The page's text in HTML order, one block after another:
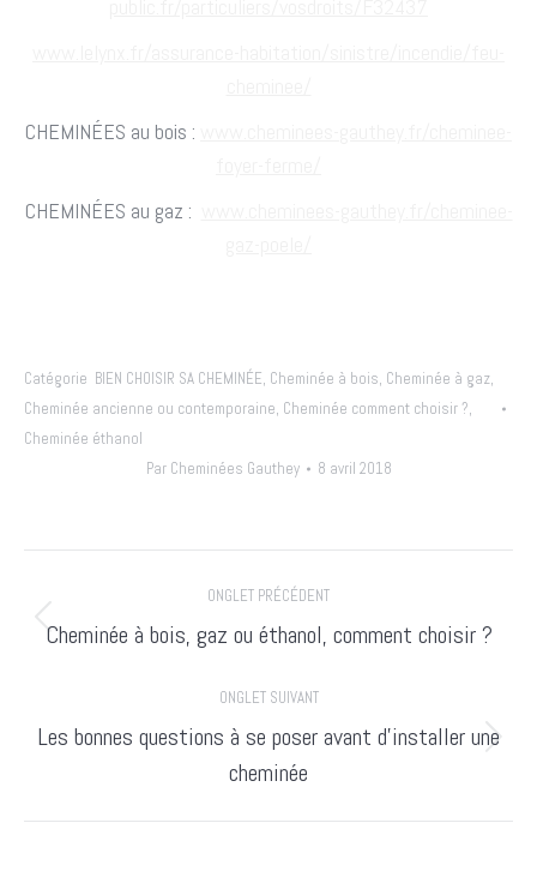
CHEMINÉES au bois :
CHEMINÉES au gaz :
Catégorie BIEN CHOISIR SA CHEMINÉE, Cheminée à bois, Cheminée à gaz,
Cheminée ancienne ou contemporaine, Cheminée comment choisir ?,
Cheminée éthanol
Par Cheminées Gauthey 8 avril 2018
de
commentaire
ONGLET PRÉCÉDENT
Onglet
Cheminée à bois, gaz ou éthanol, comment choisir ?
ONGLET SUIVANT
Onglet
suivant
Les bonnes questions à se poser avant d’installer une
cheminée